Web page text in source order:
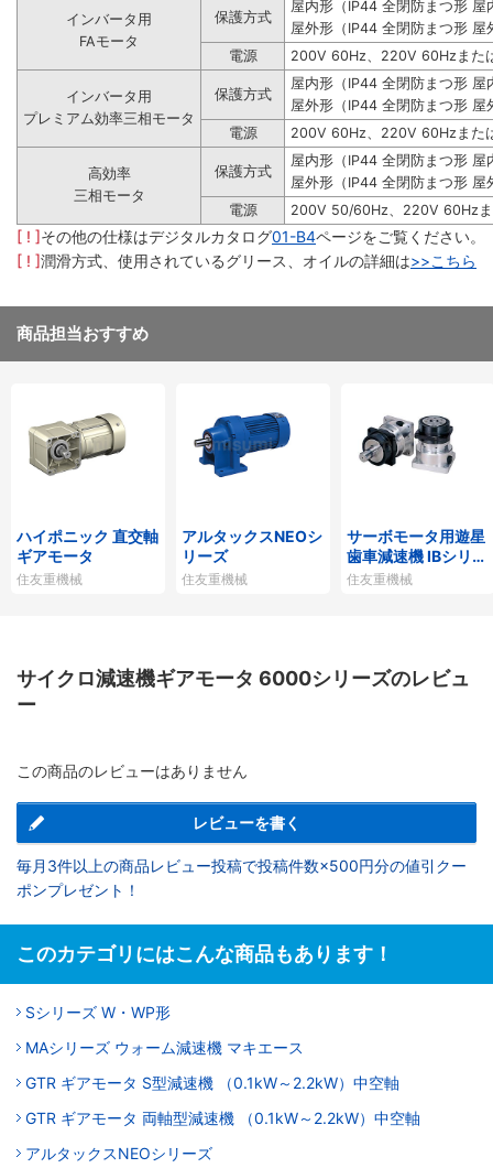
インバータ用
FAモータ
保護方式
屋内形（IP44 全閉防まつ形 屋
屋外形（IP44 全閉防まつ形 屋
電源
200V 60Hz、220V 60Hzまた
インバータ用
プレミアム効率三相モータ
保護方式
屋内形（IP44 全閉防まつ形 屋
屋外形（IP44 全閉防まつ形 屋
電源
200V 60Hz、220V 60Hzまた
高効率
三相モータ
保護方式
屋内形（IP44 全閉防まつ形 屋
屋外形（IP44 全閉防まつ形 屋
電源
200V 50/60Hz、220V 60Hz
[ ! ]その他の仕様はデジタルカタログ01-B4ページをご覧ください。
[ ! ]潤滑方式、使用されているグリース、オイルの詳細は>>こちら
商品担当おすすめ
ハイポニック 直交軸
ギアモータ
住友重機械
アルタックスNEOシ
リーズ
住友重機械
サーボモータ用遊星
歯車減速機 IBシリー
ズP1タイプ
住友重機械
サイクロ減速機ギアモータ 6000シリーズのレビュ
ー
この商品のレビューはありません
レビューを書く
毎月3件以上の商品レビュー投稿で投稿件数×500円分の値引クー
ポンプレゼント！
このカテゴリにはこんな商品もあります！
Sシリーズ W・WP形
MAシリーズ ウォーム減速機 マキエース
GTR ギアモータ S型減速機 （0.1kW～2.2kW）中空軸
GTR ギアモータ 両軸型減速機 （0.1kW～2.2kW）中空軸
アルタックスNEOシリーズ